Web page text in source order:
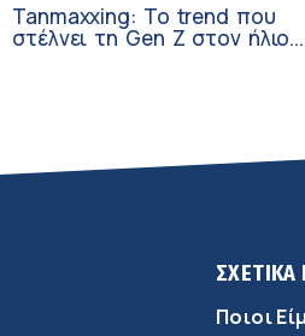
Tanmaxxing: To trend που
στέλνει τη Gen Z στον ήλιο
Ποιοι